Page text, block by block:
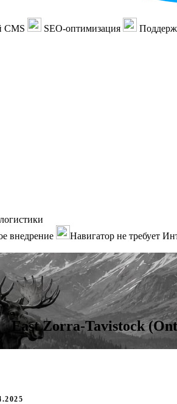
CMS SEO-оптимизация
внедрение Навигатор не требует
East Zorra-Tavistock